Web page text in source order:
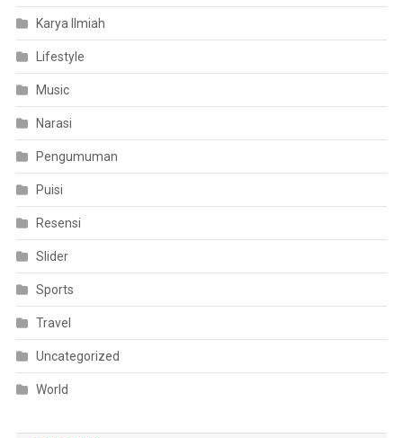
Karya Ilmiah
Lifestyle
Music
Narasi
Pengumuman
Puisi
Resensi
Slider
Sports
Travel
Uncategorized
World